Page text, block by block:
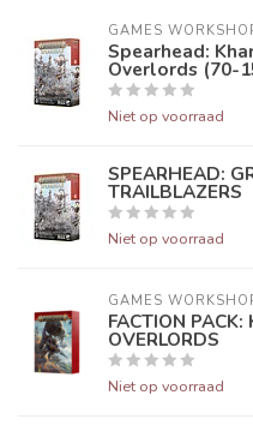
GAMES
Spearhead:
Overlords (70-
Niet op voorraad
SPEARHEAD:
TRAILBLAZERS
Niet op voorraad
GAMES
FACTION
OVERLORDS
Niet op voorraad